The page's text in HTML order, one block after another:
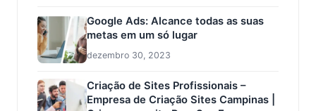
Google Ads: Alcance todas as suas
metas em um só lugar
dezembro 30, 2023
Criação de Sites Profissionais –
Empresa de Criação Sites Campinas |